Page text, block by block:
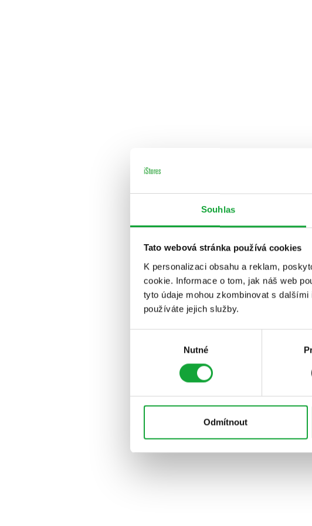
Souhlas
Tato webová stránka používá cookies
K personalizaci obsahu a reklam,
cookie. Informace o tom, jak náš web
tyto údaje mohou zkombinovat s
používáte jejich služby.
Nutné
Odmítnout